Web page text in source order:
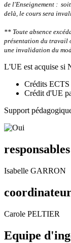
de l'Enseignement :
delà, le cours sera
** Toute absence
présentation du travail
une invalidation du
L'UE est acquise si
Crédits
Crédit d'UE
Support
responsables
Isabelle GARRON
Carole PELTIER
Equipe